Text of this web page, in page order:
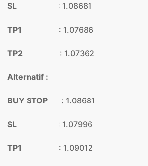
SL : 1.08681
TP1 : 1.07686
TP2 : 1.07362
Alternatif :
BUY STOP : 1.08681
SL : 1.07996
TP1 : 1.09012